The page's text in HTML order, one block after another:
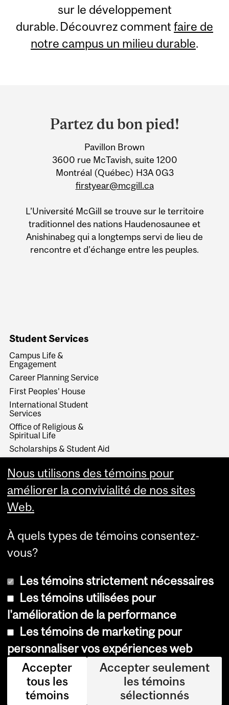
sur le développement
durable. Découvrez comment faire de
notre campus un milieu durable.
Information
Partez du bon pied!
Pavillon Brown
3600 rue McTavish, suite 1200
Montréal (Québec) H3A 0G3
firstyear@mcgill.ca
L’Université McGill se trouve sur le territoire
traditionnel des nations Haudenosaunee et
Anishinabeg qui a longtemps servi de lieu de
rencontre et d’échange entre les peuples.
Student Services
Campus Life &
Engagement
Career Planning Service
First Peoples' House
International Student
Services
Office of Religious &
Spiritual Life
Scholarships & Student Aid
Achievement
Student Wellness Hub
Copyright © 2026 McGill University
Accessibilité
Avis sur les témoins
Paramètres des témoins
Nous utilisons des témoins pour
améliorer la convivialité de nos sites
Web.
À quels types de témoins consentez-
vous?
Les témoins strictement nécessaires
Les témoins utilisées pour
l'amélioration de la performance
Les témoins de marketing pour
personnaliser vos expériences web
Accepter
tous les
témoins
Accepter seulement
les témoins
sélectionnés